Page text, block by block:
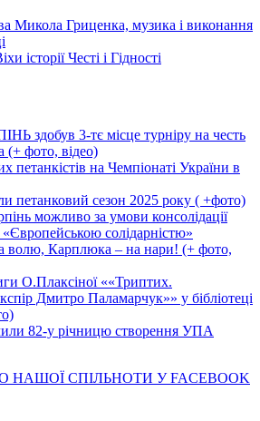
Микола Гриценка, музика і виконання
історії Честі і Гідності
здобув 3-тє місце турніру на честь
(+ фото, відео)
петанкістів на Чемпіонаті України в
петанковий сезон 2025 року ( +фото)
можливо за умови консолідації
солідарністю»
волю, Карплюка – на нари! (+ фото,
О.Плаксіної ««Триптих.
Дмитро Паламарчук»» у бібліотеці
82-у річницю створення УПА